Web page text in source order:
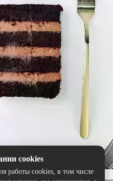
cookies
работы cookies, в том числе